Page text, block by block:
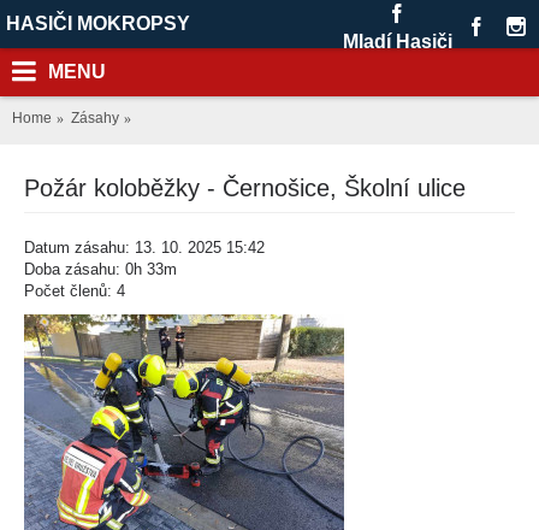
HASIČI MOKROPSY
Mladí Hasiči
MENU
Home Zásahy
Požár koloběžky - Černošice, Školní ulice
Datum zásahu: 13. 10. 2025 15:42
Doba zásahu: 0h 33m
Počet členů: 4